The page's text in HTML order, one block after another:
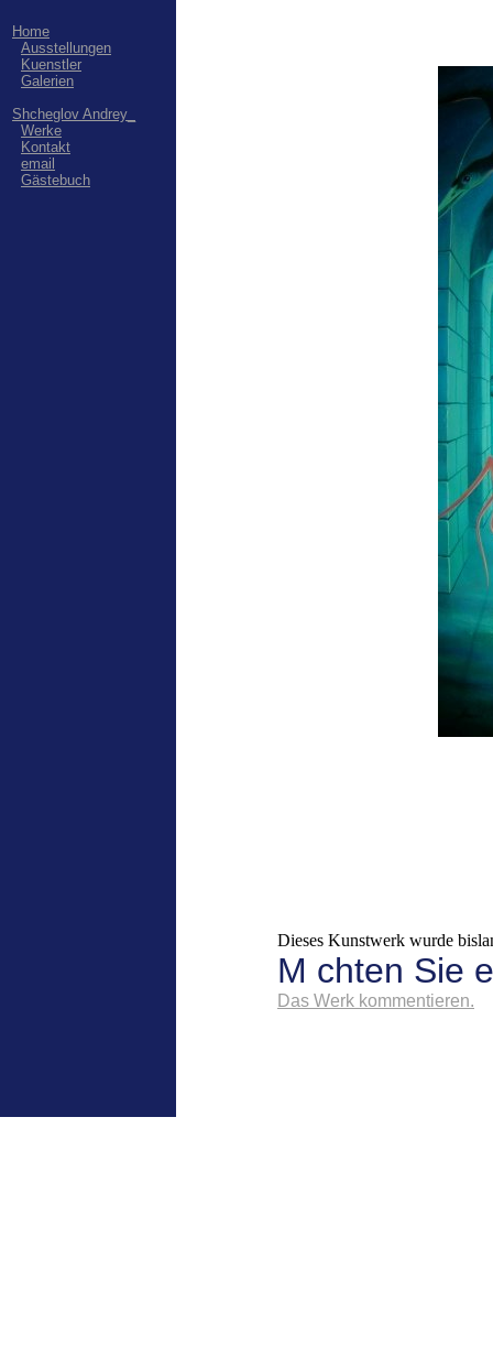
Home
Ausstellungen
Kuenstler
Galerien
Shcheglov Andrey_
Werke
Kontakt
email
Gästebuch
Dieses Kunstwerk wurde
M chten Sie
Das Werk kommentieren.